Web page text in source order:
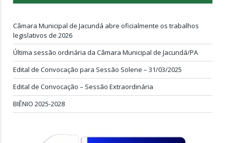
Câmara Municipal de Jacundá abre oficialmente os trabalhos
legislativos de 2026
Última sessão ordinária da Câmara Municipal de Jacundá/PA
Edital de Convocação para Sessão Solene – 31/03/2025
Edital de Convocação – Sessão Extraordinária
BIÊNIO 2025-2028